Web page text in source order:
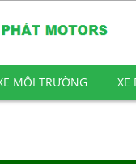
MÔI TRƯỜNG XE